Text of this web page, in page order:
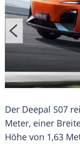
Der Deepal S07
Meter, einer
Höhe von 1,63